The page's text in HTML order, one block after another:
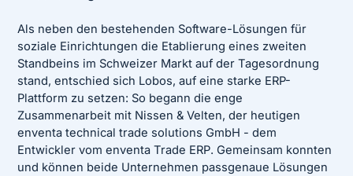
Als neben den bestehenden Software-Lösungen für
soziale Einrichtungen die Etablierung eines zweiten
Standbeins im Schweizer Markt auf der Tagesordnung
stand, entschied sich Lobos, auf eine starke ERP-
Plattform zu setzen: So begann die enge
Zusammenarbeit mit Nissen & Velten, der heutigen
enventa technical trade solutions GmbH - dem
Entwickler vom enventa Trade ERP. Gemeinsam konnten
und können beide Unternehmen passgenaue Lösungen